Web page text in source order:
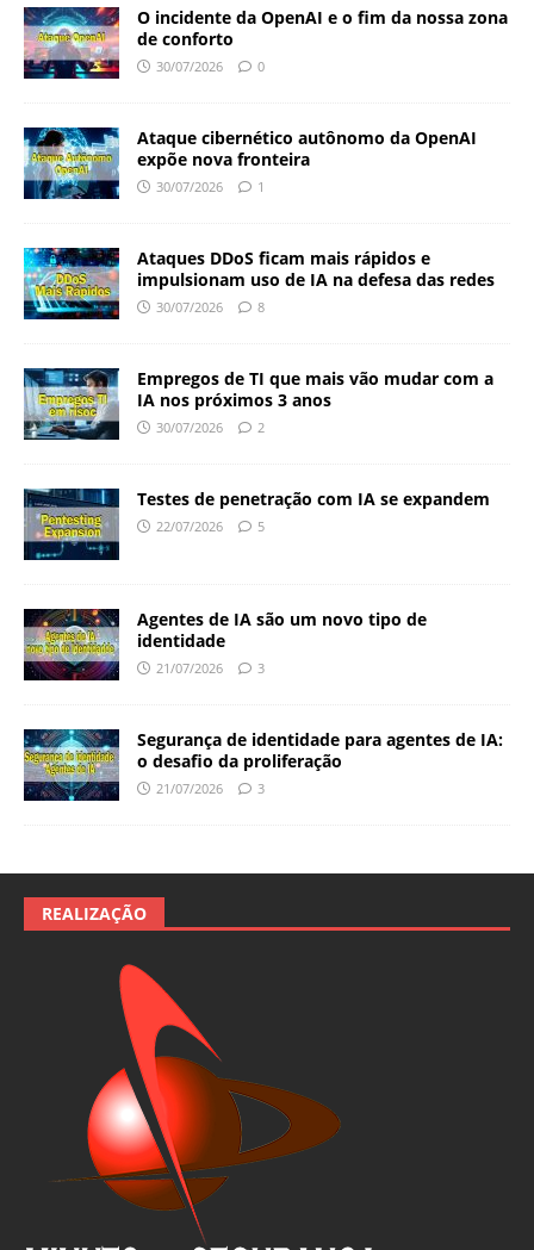
O incidente da OpenAI e o fim da nossa zona
de conforto
30/07/2026 0
Ataque cibernético autônomo da OpenAI
expõe nova fronteira
30/07/2026 1
Ataques DDoS ficam mais rápidos e
impulsionam uso de IA na defesa das redes
30/07/2026 8
Empregos de TI que mais vão mudar com a
IA nos próximos 3 anos
30/07/2026 2
Testes de penetração com IA se expandem
22/07/2026 5
Agentes de IA são um novo tipo de
identidade
21/07/2026 3
Segurança de identidade para agentes de IA:
o desafio da proliferação
21/07/2026 3
REALIZAÇÃO